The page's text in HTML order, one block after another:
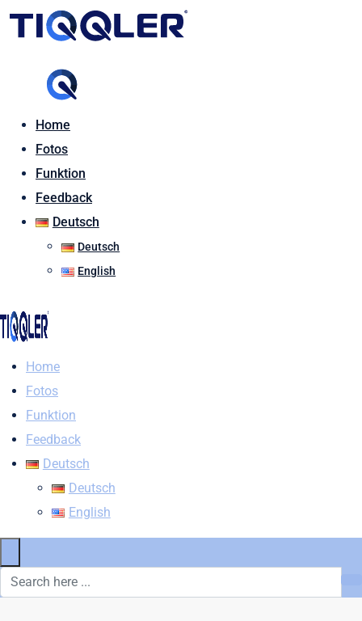
Home
Fotos
Funktion
Feedback
Deutsch
Deutsch
English
Home
Fotos
Funktion
Feedback
Deutsch
Deutsch
English